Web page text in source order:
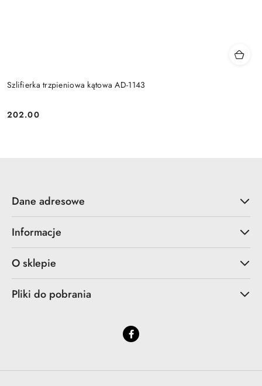
Szlifierka trzpieniowa kątowa AD-1143
Cena:
202.00
Dane adresowe
Informacje
O sklepie
Pliki do pobrania